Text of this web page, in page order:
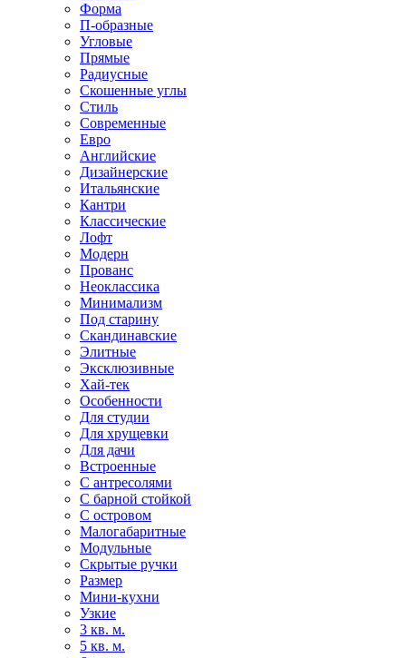
Форма
П-образные
Угловые
Прямые
Радиусные
Скошенные углы
Стиль
Современные
Евро
Английские
Дизайнерские
Итальянские
Кантри
Классические
Лофт
Модерн
Прованс
Неоклассика
Минимализм
Под старину
Скандинавские
Элитные
Эксклюзивные
Хай-тек
Особенности
Для студии
Для хрущевки
Для дачи
Встроенные
С антресолями
С барной стойкой
С островом
Малогабаритные
Модульные
Скрытые ручки
Размер
Мини-кухни
Узкие
3 кв. м.
5 кв. м.